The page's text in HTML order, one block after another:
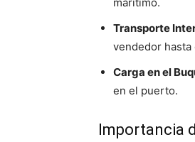
Transporte
vendedor
Carga en el
en el puerto.
Importancia